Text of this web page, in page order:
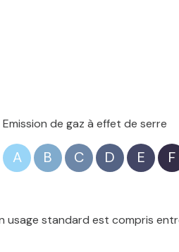
Emission de gaz à effet de serre
A B C D E F
standard est compris